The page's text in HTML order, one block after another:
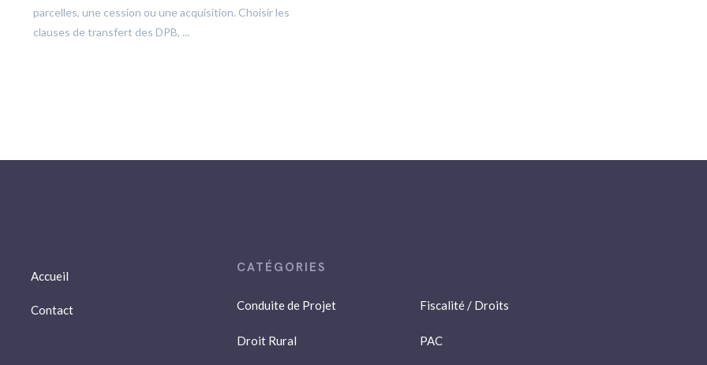
parcelles, une cession ou une acquisition. Choisir les
clauses de transfert des DPB, ...
Accueil
Contact Conduite de Projet
Droit Rural
Fiscalité / Droits
PAC